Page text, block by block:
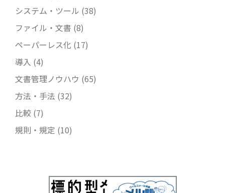
システム・ツール (38)
ファイル・文書 (8)
ペーパーレス化 (17)
導入 (4)
文書管理ノウハウ (65)
方法・手法 (32)
比較 (7)
規則・規定 (10)